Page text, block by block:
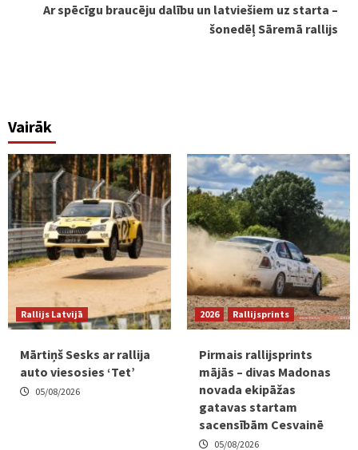
Ar spēcīgu braucēju dalību un latviešiem uz starta –
šonedēļ Sāremā rallijs
Vairāk
Rallijs Latvijā
Mārtiņš Sesks ar rallija
auto viesosies ‘Tet’
05/08/2026
2026 Rallijsprints
Pirmais rallijsprints
mājās – divas Madonas
novada ekipāžas
gatavas startam
sacensībām Cesvainē
05/08/2026